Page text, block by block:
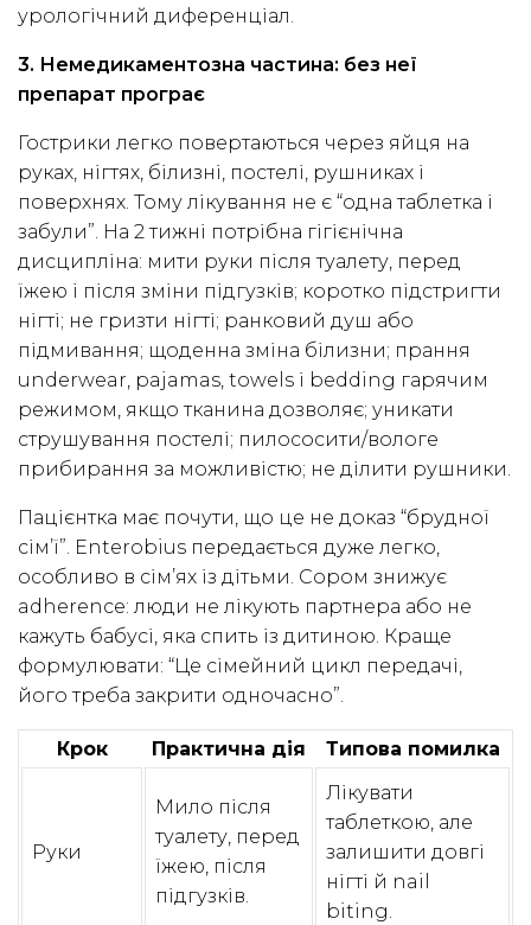
урологічний диференціал.
3. Немедикаментозна частина: без неї
препарат програє
Гострики легко повертаються через яйця на
руках, нігтях, білизні, постелі, рушниках і
поверхнях. Тому лікування не є “одна таблетка і
забули”. На 2 тижні потрібна гігієнічна
дисципліна: мити руки після туалету, перед
їжею і після зміни підгузків; коротко підстригти
нігті; не гризти нігті; ранковий душ або
підмивання; щоденна зміна білизни; прання
underwear, pajamas, towels і bedding гарячим
режимом, якщо тканина дозволяє; уникати
струшування постелі; пилососити/вологе
прибирання за можливістю; не ділити рушники.
Пацієнтка має почути, що це не доказ “брудної
сім’ї”. Enterobius передається дуже легко,
особливо в сім’ях із дітьми. Сором знижує
adherence: люди не лікують партнера або не
кажуть бабусі, яка спить із дитиною. Краще
формулювати: “Це сімейний цикл передачі,
його треба закрити одночасно”.
Крок Практична дія Типова помилка
Руки
Мило після
туалету, перед
їжею, після
підгузків.
Лікувати
таблеткою, але
залишити довгі
нігті й nail
biting.